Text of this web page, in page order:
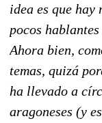
idea es que
pocos
Ahora bien,
temas, quizá
ha llevado a
aragoneses (y